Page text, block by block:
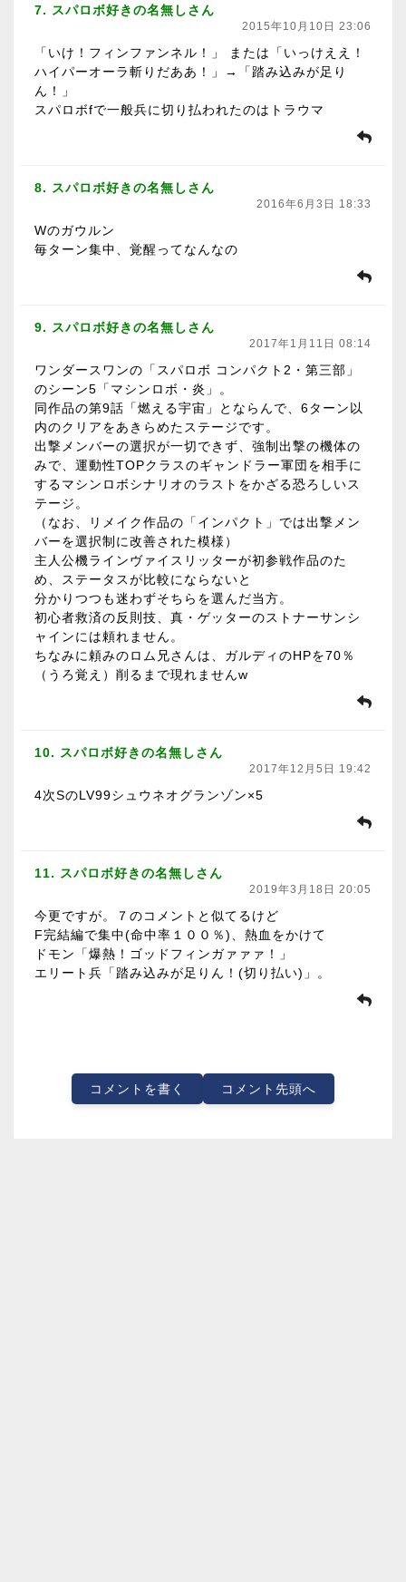
7. スパロボ好きの名無しさん
2015年10月10日 23:06
「いけ！フィンファンネル！」 または「いっけええ！
ハイパーオーラ斬りだああ！」→「踏み込みが足り
ん！」
スパロボfで一般兵に切り払われたのはトラウマ
8. スパロボ好きの名無しさん
2016年6月3日 18:33
Wのガウルン
毎ターン集中、覚醒ってなんなの
9. スパロボ好きの名無しさん
2017年1月11日 08:14
ワンダースワンの「スパロボ コンパクト2・第三部」
のシーン5「マシンロボ・炎」。
同作品の第9話「燃える宇宙」とならんで、6ターン以
内のクリアをあきらめたステージです。
出撃メンバーの選択が一切できず、強制出撃の機体の
みで、運動性TOPクラスのギャンドラー軍団を相手に
するマシンロボシナリオのラストをかざる恐ろしいス
テージ。
（なお、リメイク作品の「インパクト」では出撃メン
バーを選択制に改善された模様）
主人公機ラインヴァイスリッターが初参戦作品のた
め、ステータスが比較にならないと
分かりつつも迷わずそちらを選んだ当方。
初心者救済の反則技、真・ゲッターのストナーサンシ
ャインには頼れません。
ちなみに頼みのロム兄さんは、ガルディのHPを70％
（うろ覚え）削るまで現れませんw
10. スパロボ好きの名無しさん
2017年12月5日 19:42
4次SのLV99シュウネオグランゾン×5
11. スパロボ好きの名無しさん
2019年3月18日 20:05
今更ですが。７のコメントと似てるけど
F完結編で集中(命中率１００％)、熱血をかけて
ドモン「爆熱！ゴッドフィンガァァァ！」
エリート兵「踏み込みが足りん！(切り払い)」。
コメントを書く コメント先頭へ